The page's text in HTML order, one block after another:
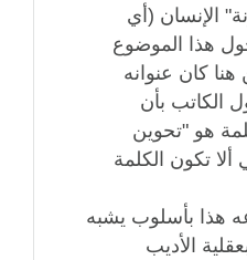
الإنسان (أي
هذا الموضوع
كان عنوانه
الكاتب بأن
هو "تحوين
ألا تكون الكلمة
هذا بأسلوب يشبه
الأديب